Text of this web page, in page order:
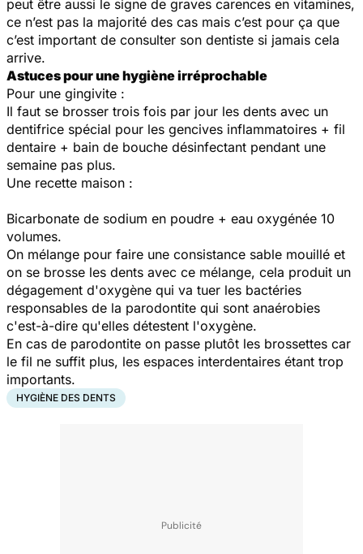
peut être aussi le signe de graves carences en vitamines,
ce n’est pas la majorité des cas mais c’est pour ça que
c’est important de consulter son dentiste si jamais cela
arrive.
Astuces pour une hygiène irréprochable
​Pour une gingivite :
Il faut se brosser trois fois par jour les dents avec un
dentifrice spécial pour les gencives inflammatoires + fil
dentaire + bain de bouche désinfectant pendant une
semaine pas plus.
Une recette maison :
Bicarbonate de sodium en poudre + eau oxygénée 10
volumes.
On mélange pour faire une consistance sable mouillé et
on se brosse les dents avec ce mélange, cela produit un
dégagement d'oxygène qui va tuer les bactéries
responsables de la parodontite qui sont anaérobies
c'est-à-dire qu'elles détestent l'oxygène.
En cas de parodontite on passe plutôt les brossettes car
le fil ne suffit plus, les espaces interdentaires étant trop
importants.
HYGIÈNE DES DENTS